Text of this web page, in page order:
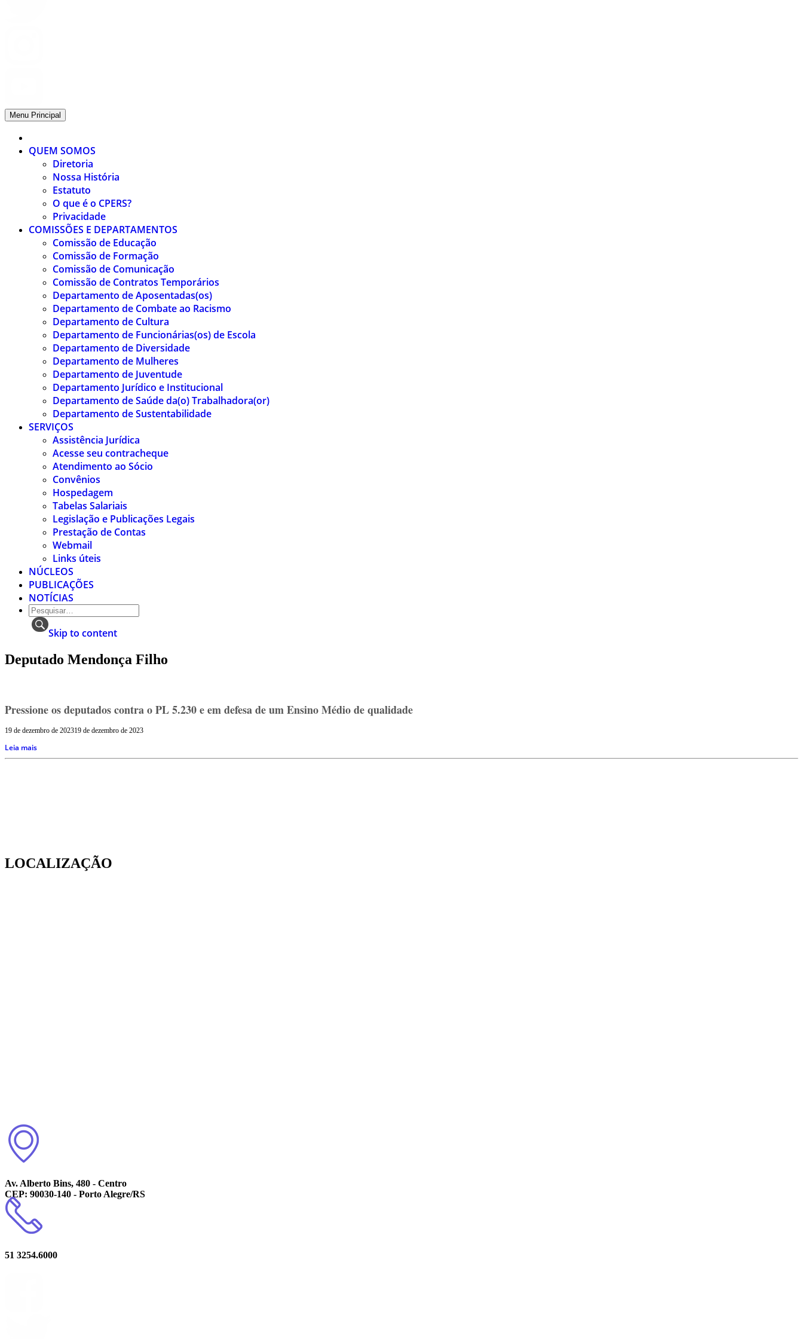
Menu Principal
QUEM SOMOS
Diretoria
Nossa História
Estatuto
O que é o CPERS?
Privacidade
COMISSÕES E DEPARTAMENTOS
Comissão de Educação
Comissão de Formação
Comissão de Comunicação
Comissão de Contratos Temporários
Departamento de Aposentadas(os)
Departamento de Combate ao Racismo
Departamento de Cultura
Departamento de Funcionárias(os) de Escola
Departamento de Diversidade
Departamento de Mulheres
Departamento de Juventude
Departamento Jurídico e Institucional
Departamento de Saúde da(o) Trabalhadora(or)
Departamento de Sustentabilidade
SERVIÇOS
Assistência Jurídica
Acesse seu contracheque
Atendimento ao Sócio
Convênios
Hospedagem
Tabelas Salariais
Legislação e Publicações Legais
Prestação de Contas
Webmail
Links úteis
NÚCLEOS
PUBLICAÇÕES
NOTÍCIAS
Skip to content
Deputado Mendonça Filho
Pressione os deputados contra o PL 5.230 e em defesa de um Ensino Médio de qualidade
19 de dezembro de 202319 de dezembro de 2023
Leia mais
LOCALIZAÇÃO
Av. Alberto Bins, 480 - Centro
CEP: 90030-140 - Porto Alegre/RS
51 3254.6000